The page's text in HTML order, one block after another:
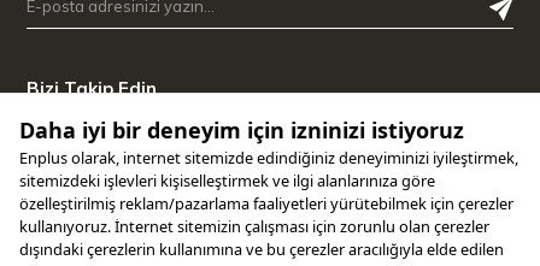
Bizi Takip Edin
Uygulamamızı İndirin